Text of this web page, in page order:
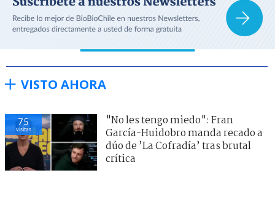
VISTO AHORA
75
visitas
"No les tengo miedo": Fran
García-Huidobro manda recado a
dúo de ’La Cofradía’ tras brutal
crítica